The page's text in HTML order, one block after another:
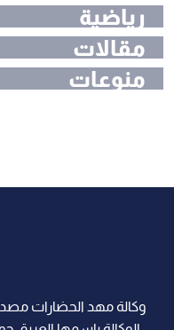
رياضية
مقالات
منوعات
وكالة مهد الحضارات